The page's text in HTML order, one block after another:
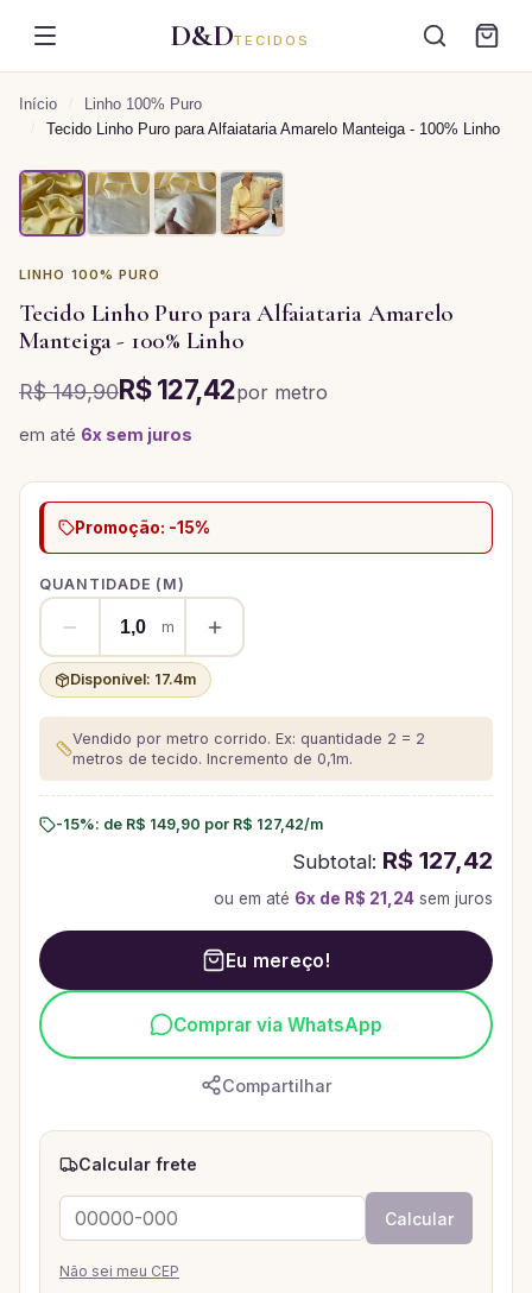
D&DTECIDOS
Início / Linho 100% Puro
/ Tecido Linho Puro para Alfaiataria Amarelo Manteiga - 100% Linho
LINHO 100% PURO
Tecido Linho Puro para Alfaiataria Amarelo
Manteiga - 100% Linho
R$ 149,90R$ 127,42por metro
em até 6x sem juros
Promoção: -15%
QUANTIDADE ( M)
m
Disponível: 17.4m
Vendido por metro corrido. Ex: quantidade 2 = 2
metros de tecido. Incremento de 0,1m.
-15%: de R$ 149,90 por R$ 127,42/m
Subtotal: R$ 127,42
ou em até 6x de R$ 21,24 sem juros
Eu mereço!
Comprar via WhatsApp
Compartilhar
Calcular frete
Calcular
Não sei meu CEP